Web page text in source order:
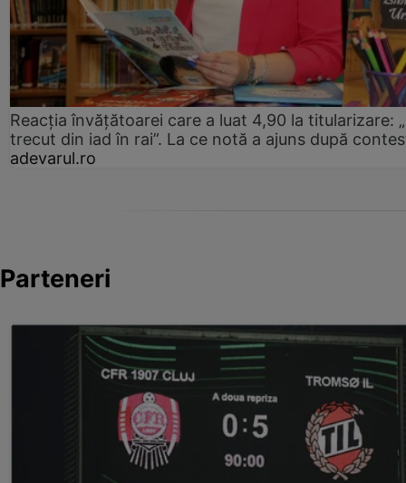
Reacția învățătoarei care a luat 4,90 la titularizare:
trecut din iad în rai”. La ce notă a ajuns după
adevarul.ro
Parteneri